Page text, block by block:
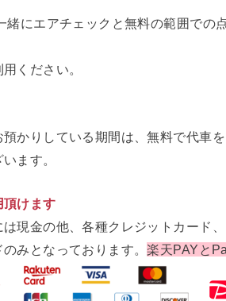
緒にエアチェックと無料の範囲での
ください。
かりしている期間は、無料で代車
ます。
けます
現金の他、各種クレジットカード
みとなっております。楽天PAYと